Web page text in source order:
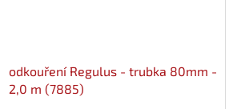
odkouření Regulus - trubka 80mm -
2,0 m (7885)